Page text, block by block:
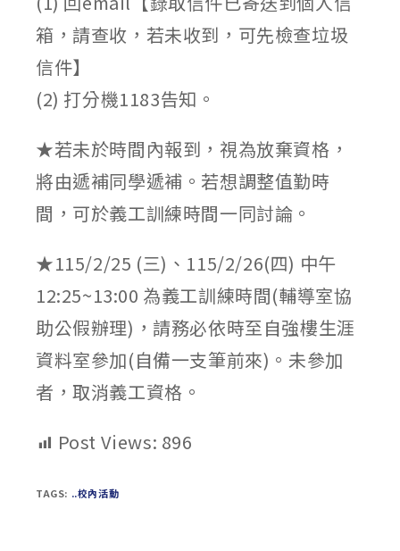
箱，請查收，若未收到，可先檢查垃圾
信件】
(2) 打分機1183告知。
★若未於時間內報到，視為放棄資格，
將由遞補同學遞補。若想調整值勤時
間，可於義工訓練時間一同討論。
★115/2/25 (三)、115/2/26(四) 中午
12:25~13:00 為義工訓練時間(輔導室協
助公假辦理)，請務必依時至自強樓生涯
資料室參加(自備一支筆前來)。未參加
者，取消義工資格。
Post Views: 896
TAGS: ..校內活動